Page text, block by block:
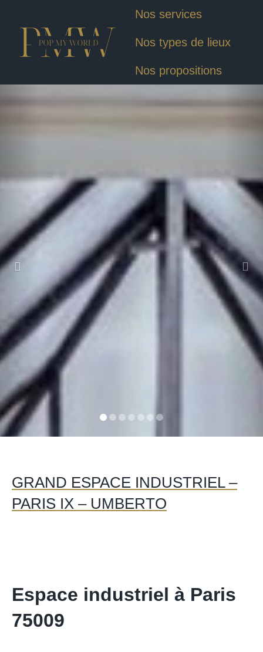
Nos services
Nos types de lieux
Nos propositions
GRAND ESPACE INDUSTRIEL –
PARIS IX – UMBERTO
Espace industriel à Paris
75009